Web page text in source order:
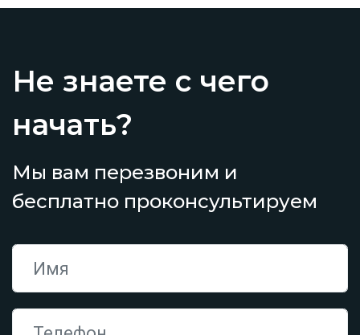
Не знаете с чего
начать?
Мы вам перезвоним и
бесплатно проконсультируем